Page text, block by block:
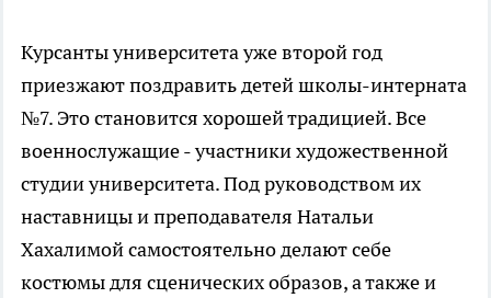
Курсанты университета уже второй год
приезжают поздравить детей школы-интерната
№7. Это становится хорошей традицией. Все
военнослужащие - участники художественной
студии университета. Под руководством их
наставницы и преподавателя Натальи
Хахалимой самостоятельно делают себе
костюмы для сценических образов, а также и